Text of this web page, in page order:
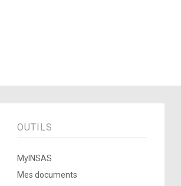
OUTILS
MyINSAS
Mes documents